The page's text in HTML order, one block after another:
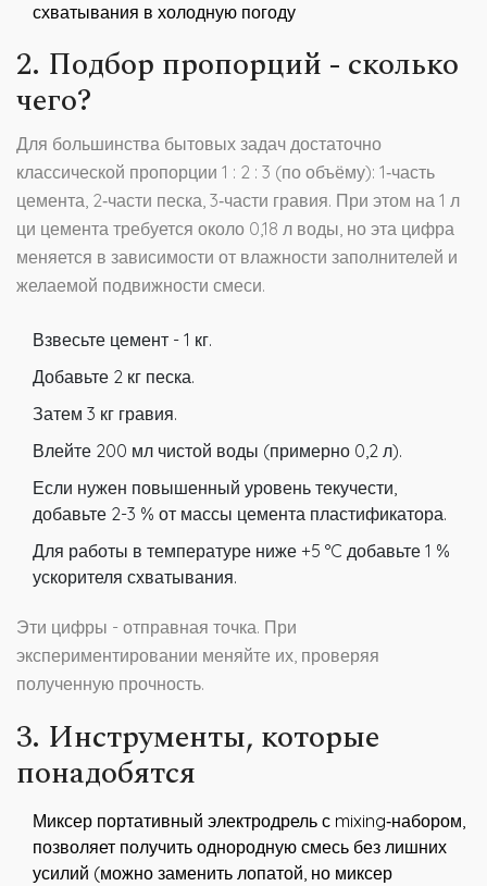
схватывания в холодную погоду
2. Подбор пропорций - сколько
чего?
Для большинства бытовых задач достаточно
классической пропорции 1 : 2 : 3 (по объёму): 1‑часть
цемента, 2‑части песка, 3‑части гравия. При этом на 1 л
ци цемента требуется около 0,18 л воды, но эта цифра
меняется в зависимости от влажности заполнителей и
желаемой подвижности смеси.
Взвесьте цемент - 1 кг.
Добавьте 2 кг песка.
Затем 3 кг гравия.
Влейте 200 мл чистой воды (примерно 0,2 л).
Если нужен повышенный уровень текучести,
добавьте 2-3 % от массы цемента пластификатора.
Для работы в температуре ниже +5 °C добавьте 1 %
ускорителя схватывания.
Эти цифры - отправная точка. При
экспериментировании меняйте их, проверяя
полученную прочность.
3. Инструменты, которые
понадобятся
Миксер портативный электродрель с mixing‑набором,
позволяет получить однородную смесь без лишних
усилий (можно заменить лопатой, но миксер